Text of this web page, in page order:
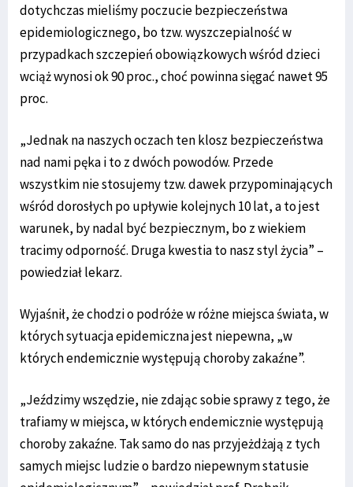
dotychczas mieliśmy poczucie bezpieczeństwa
epidemiologicznego, bo tzw. wyszczepialność w
przypadkach szczepień obowiązkowych wśród dzieci
wciąż wynosi ok 90 proc., choć powinna sięgać nawet 95
proc.
„Jednak na naszych oczach ten klosz bezpieczeństwa
nad nami pęka i to z dwóch powodów. Przede
wszystkim nie stosujemy tzw. dawek przypominających
wśród dorosłych po upływie kolejnych 10 lat, a to jest
warunek, by nadal być bezpiecznym, bo z wiekiem
tracimy odporność. Druga kwestia to nasz styl życia” –
powiedział lekarz.
Wyjaśnił, że chodzi o podróże w różne miejsca świata, w
których sytuacja epidemiczna jest niepewna, „w
których endemicznie występują choroby zakaźne”.
„Jeździmy wszędzie, nie zdając sobie sprawy z tego, że
trafiamy w miejsca, w których endemicznie występują
choroby zakaźne. Tak samo do nas przyjeżdżają z tych
samych miejsc ludzie o bardzo niepewnym statusie